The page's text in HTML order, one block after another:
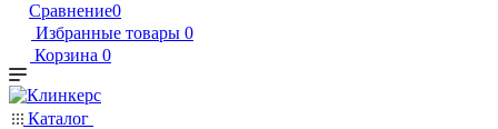
Сравнение0
Избранные товары 0
Корзина 0
Каталог